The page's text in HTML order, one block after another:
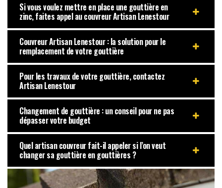
Si vous voulez mettre en place une gouttière en
zinc, faites appel au couvreur Artisan Lenestour
Couvreur Artisan Lenestour : la solution pour le
remplacement de votre gouttière
Pour les travaux de votre gouttière, contactez
Artisan Lenestour
Changement de gouttière : un conseil pour ne pas
dépasser votre budget
Quel artisan couvreur fait-il appeler si l’on veut
changer sa gouttière en gouttières ?